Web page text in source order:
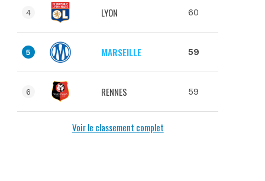
4 LYON 60
5 MARSEILLE 59
6 RENNES 59
Voir le classement complet